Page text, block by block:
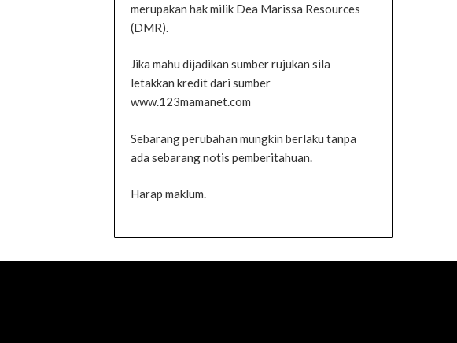
merupakan hak milik Dea Marissa Resources
(DMR).
Jika mahu dijadikan sumber rujukan sila
letakkan kredit dari sumber
www.123mamanet.com
Sebarang perubahan mungkin berlaku tanpa
ada sebarang notis pemberitahuan.
Harap maklum.